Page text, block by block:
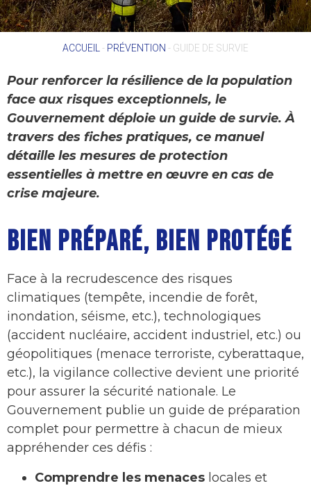
ACCUEIL - PRÉVENTION - GUIDE DE SURVIE
Pour renforcer la résilience de la population
face aux risques exceptionnels, le
Gouvernement déploie un guide de survie. À
travers des fiches pratiques, ce manuel
détaille les mesures de protection
essentielles à mettre en œuvre en cas de
crise majeure.
BIEN PRÉPARÉ, BIEN PROTÉGÉ
Face à la recrudescence des risques
climatiques (tempête, incendie de forêt,
inondation, séisme, etc.), technologiques
(accident nucléaire, accident industriel, etc.) ou
géopolitiques (menace terroriste, cyberattaque,
etc.), la vigilance collective devient une priorité
pour assurer la sécurité nationale. Le
Gouvernement publie un guide de préparation
complet pour permettre à chacun de mieux
appréhender ces défis :
Comprendre les menaces locales et